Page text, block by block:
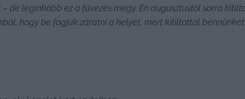
de leginkább ez a füvezés megy. Én augusztustól sorra
hogy be fogjuk záratni a helyet, mert kitiltottál